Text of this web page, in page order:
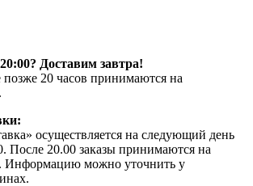
Доставим завтра!
позже 20 часов принимаются на
осуществляется на следующий день
После 20.00 заказы принимаются на
Информацию можно уточнить у